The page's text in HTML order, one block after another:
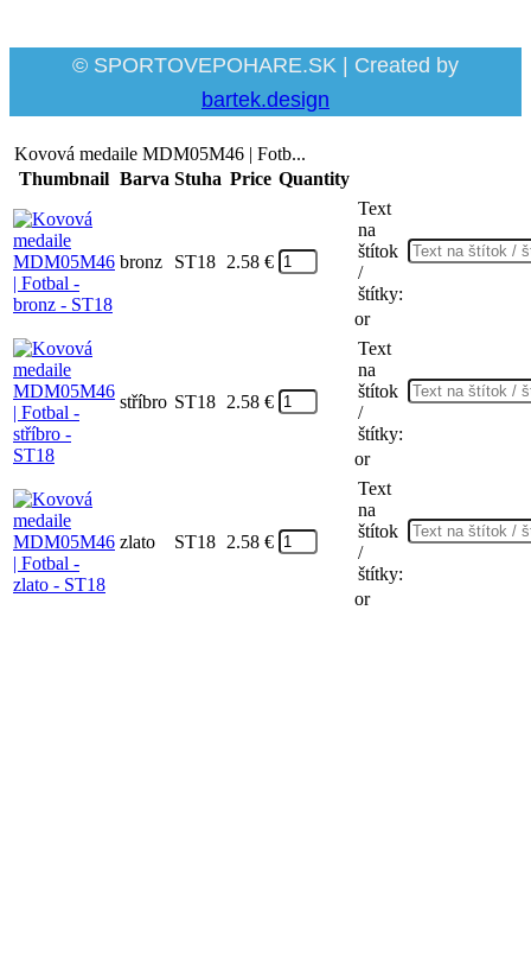
© SPORTOVEPOHARE.SK | Created by
bartek.design
Kovová medaile MDM05M46 | Fotb...
Thumbnail Barva Stuha Price Quantity
bronz ST18 2.58 €
Text
na
štítok
/
štítky:
or
stříbro ST18 2.58 €
Text
na
štítok
/
štítky:
or
zlato ST18 2.58 €
Text
na
štítok
/
štítky:
or